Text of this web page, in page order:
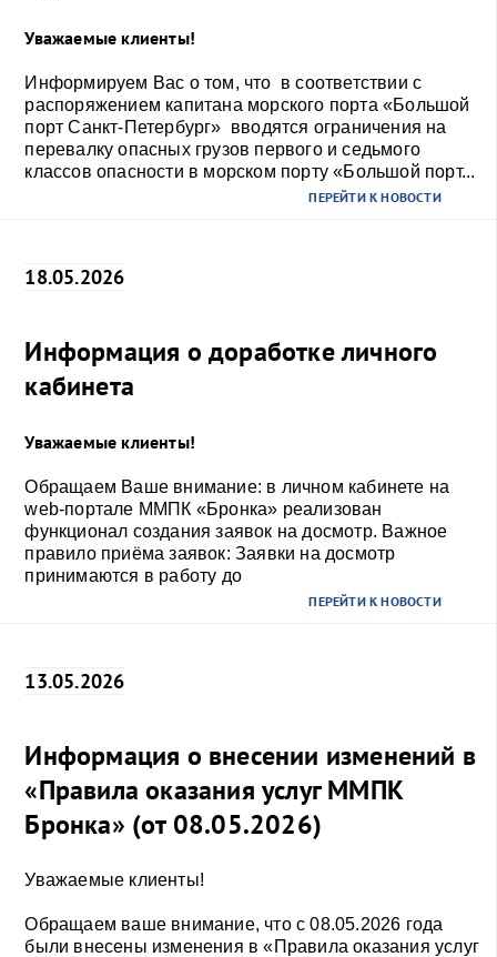
Уважаемые клиенты!
Информируем Вас о том, что в соответствии с
распоряжением капитана морского порта «Большой
порт Санкт-Петербург» вводятся ограничения на
перевалку опасных грузов первого и седьмого
классов опасности в морском порту «Большой порт...
ПЕРЕЙТИ К НОВОСТИ
18.05.2026
Информация о доработке личного
кабинета
Уважаемые клиенты!
Обращаем Ваше внимание: в личном кабинете на
web-портале ММПК «Бронка» реализован
функционал создания заявок на досмотр. Важное
правило приёма заявок: Заявки на досмотр
принимаются в работу до
ПЕРЕЙТИ К НОВОСТИ
13.05.2026
Информация о внесении изменений в
«Правила оказания услуг ММПК
Бронка» (от 08.05.2026)
Уважаемые клиенты!
Обращаем ваше внимание, что с 08.05.2026 года
были внесены изменения в «Правила оказания услуг